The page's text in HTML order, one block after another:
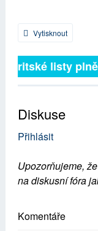
Vytisknout
Britské listy plně
Diskuse
Přihlásit
Upozorňujeme,
na diskusní fóra
Komentáře